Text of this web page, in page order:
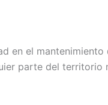
en el
parte del